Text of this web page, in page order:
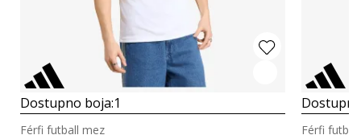
Dostupno boja:1
Férfi futball mez Férfi